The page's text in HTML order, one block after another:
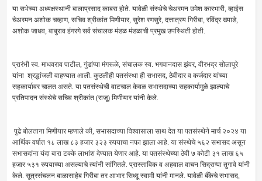
या सभेच्या अध्यक्षस्थानी बालाप्रसाद काबरा होते. यावेळी संस्थेचे चेअरमन उमेश कारभारी, व्हाईस
चेअरमन अशोक चव्हाण, सचिव श्रीकांत मिणीयार, सुरेश रणसुरे, दत्तात्रय गिरीबा, रविंद्र ख्याडे,
अशोक जाधव, बाबुराव हंगरगे सर्व संचालक मंडळ मंडळाची प्रमुख उपस्थिती होती.
प्रारंभी स्व. माधवराव पाटील, गुंडांप्पा मंगरूळे, संचालक स्व. भगवानदास झंवर, वीरभद्र सोलापूरे
यांना श्रद्धांजली वाहण्यात आली. कुठलीही पतसंस्था ही सभासद, ठेवीदार व कर्जदार यांच्या
सहकार्यावर चालत असते. या पतसंस्थेची वाटचाल केवळ सभासदाच्या सहकार्यामुळे झाल्याचे
प्रतिपादन संस्थेचे सचिव श्रीकांत (राजू) मिणीयार यांनी केले.
पुढे बोलताना मिणीयार म्हणाले की, सभासदाच्या विश्वासाला साथ देत या पतसंस्थेने मार्च २०२४ या
आर्थिक वर्षात १८ लाख ८३ हजार ३२३ रुपयाचा नफा झाला आहे. या संस्थेचे ५६२ सभासद असून
सभासदांना यंदा बारा टक्के लाभांश देण्यात येणार आहे. या पतसंस्थेच्या ठेवी ७ कोटी ३१ लाख ६५
हजार ५३१ रुपयाच्या असल्याचे त्यांनी सांगितले. प्रास्ताविक व अहवाल वाचन सिद्राप्पा तुगावे यांनी
केले. सूत्रसंचलन बाळासाहेब गिरीबा तर आभार सिध्दू स्वामी यांनी मानले. यावेळी बँकेचे सभासद,